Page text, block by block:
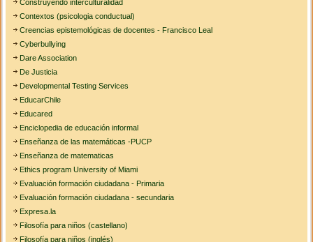
Construyendo interculturalidad
Contextos (psicologia conductual)
Creencias epistemológicas de docentes - Francisco Leal
Cyberbullying
Dare Association
De Justicia
Developmental Testing Services
EducarChile
Educared
Enciclopedia de educación informal
Enseñanza de las matemáticas -PUCP
Enseñanza de matematicas
Ethics program University of Miami
Evaluación formación ciudadana - Primaria
Evaluación formación ciudadana - secundaria
Expresa.la
Filosofía para niños (castellano)
Filosofía para niños (inglés)